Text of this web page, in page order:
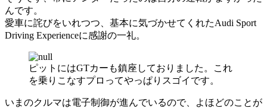
んです。
愛車に詫びをいれつつ、基本に気づかせてくれたAudi Sport
Driving Experienceに感謝の一礼。
ピットにはGTカーも鎮座しておりました。これ
を乗りこなすプロってやっぱりスゴイです。
いまのクルマは電子制御が進んでいるので、よほどのことが